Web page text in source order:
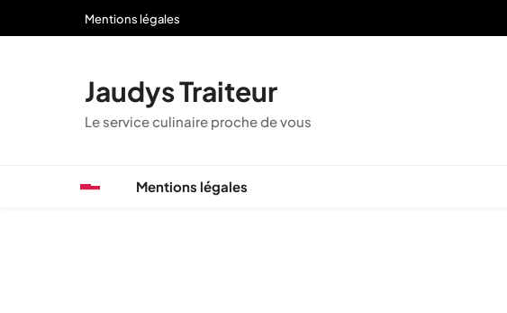
Mentions légales
Jaudys Traiteur
Le service culinaire proche de vous
Mentions légales